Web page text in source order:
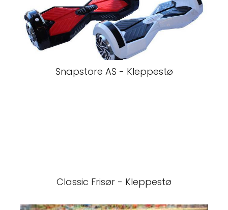
Snapstore AS - Kleppestø
Classic Frisør - Kleppestø